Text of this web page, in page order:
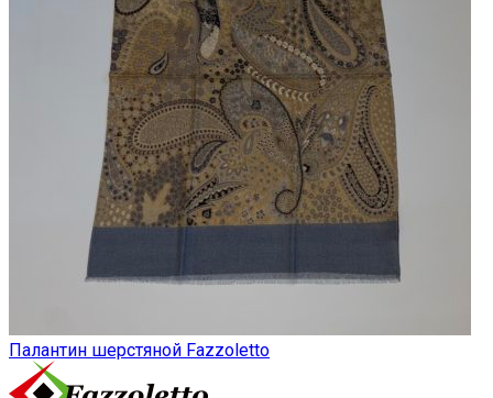
Палантин шерстяной Fazzoletto